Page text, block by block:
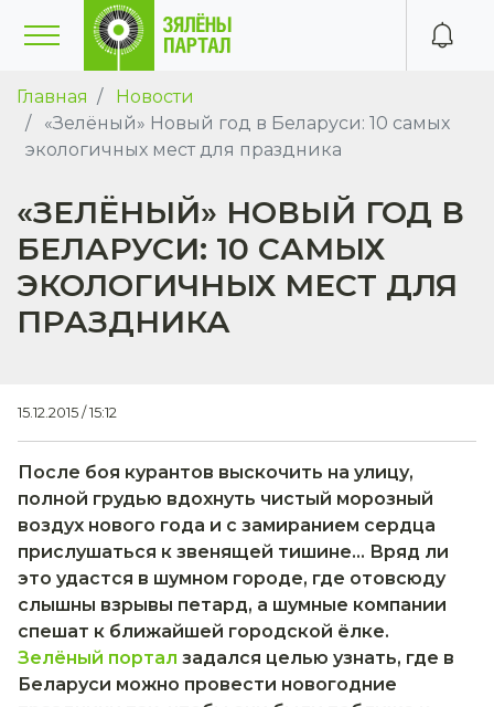
Главная
Новости
«Зелёный» Новый год в Беларуси: 10 самых
экологичных мест для праздника
«ЗЕЛЁНЫЙ» НОВЫЙ ГОД В
БЕЛАРУСИ: 10 САМЫХ
ЭКОЛОГИЧНЫХ МЕСТ ДЛЯ
ПРАЗДНИКА
15.12.2015 / 15:12
После боя курантов выскочить на улицу,
полной грудью вдохнуть чистый морозный
воздух нового года и с замиранием сердца
прислушаться к звенящей тишине… Вряд ли
это удастся в шумном городе, где отовсюду
слышны взрывы петард, а шумные компании
спешат к ближайшей городской ёлке.
Зелёный портал задался целью узнать, где в
Беларуси можно провести новогодние